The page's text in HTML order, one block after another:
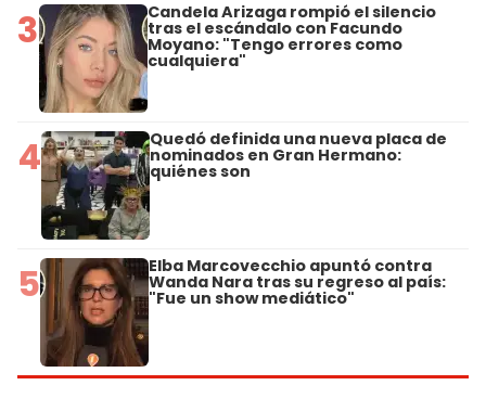
3 Candela Arizaga rompió el silencio
tras el escándalo con Facundo
Moyano: "Tengo errores como
cualquiera"
4 Quedó definida una nueva placa de
nominados en Gran Hermano:
quiénes son
5 Elba Marcovecchio apuntó contra
Wanda Nara tras su regreso al país:
"Fue un show mediático"